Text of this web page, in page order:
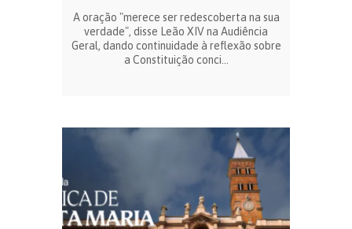
A oração "merece ser redescoberta na sua
verdade", disse Leão XIV na Audiência
Geral, dando continuidade à reflexão sobre
a Constituição conci...